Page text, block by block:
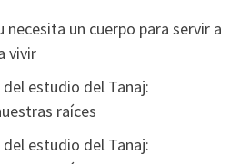
necesita un cuerpo para servir a
vivir
del estudio del Tanaj:
raíces
del estudio del Tanaj: